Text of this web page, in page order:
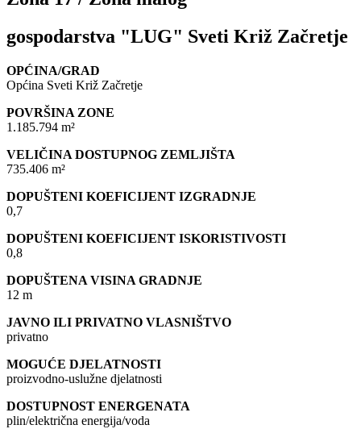
gospodarstva "LUG" Sveti Križ Začretje
OPĆINA/GRAD
Općina Sveti Križ Začretje
POVRŠINA ZONE
1.185.794 m²
VELIČINA DOSTUPNOG ZEMLJIŠTA
735.406 m²
DOPUŠTENI KOEFICIJENT IZGRADNJE
0,7
DOPUŠTENI KOEFICIJENT ISKORISTIVOSTI
0,8
DOPUŠTENA VISINA GRADNJE
12 m
JAVNO ILI PRIVATNO VLASNIŠTVO
privatno
MOGUĆE DJELATNOSTI
proizvodno-uslužne djelatnosti
DOSTUPNOST ENERGENATA
plin/električna energija/voda